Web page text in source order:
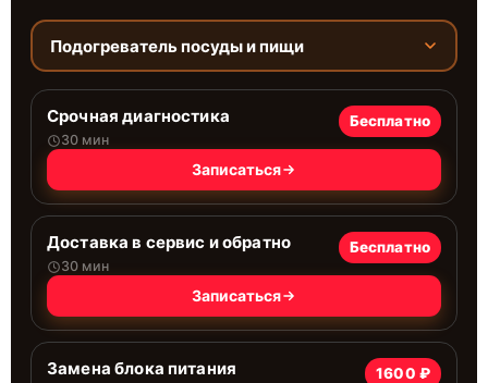
Подогреватель посуды и пищи
Срочная диагностика
30 мин
Бесплатно
Записаться
Доставка в сервис и обратно
30 мин
Бесплатно
Записаться
Замена блока питания 1600 ₽